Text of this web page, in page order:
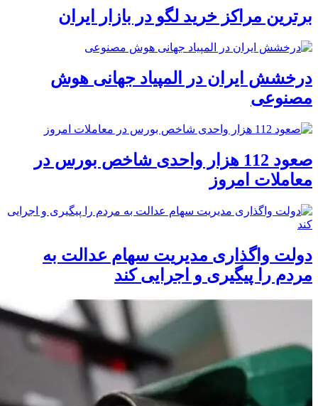
برترین مراکز خرید لگو در بازار ایران
درخشش ایران در المپیاد جهانی هوش
مصنوعی
صعود 112 هزار واحدی شاخص بورس در
معاملات امروز
دولت واگذاری مدیریت سهام عدالت به
مردم را پیگیری و اجرایی کند